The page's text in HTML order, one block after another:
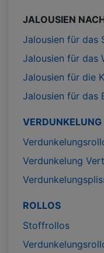
JALOUSIEN
Jalousien für das
Jalousien für das
Jalousien für die
Jalousien für das
VERDUNKELUNG
Verdunkelung
ROLLOS
Stoffrollos